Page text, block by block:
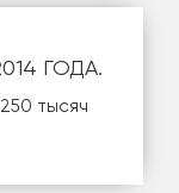
ГОДА.
тысяч